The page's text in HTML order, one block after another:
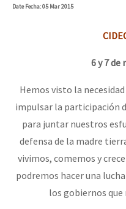
DateFecha: 05 Mar 2015
6 y 7 de
Hemos visto la
impulsar la participación
para juntar nuestros
defensa de la madre
vivimos, comemos y
podremos hacer una
los gobiernos que